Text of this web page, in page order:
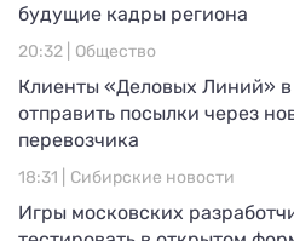
будущие кадры региона
20:32 | Общество
Клиенты «Деловых Линий» в
отправить посылки через
перевозчика
18:31 | Сибирские новости
Игры московских